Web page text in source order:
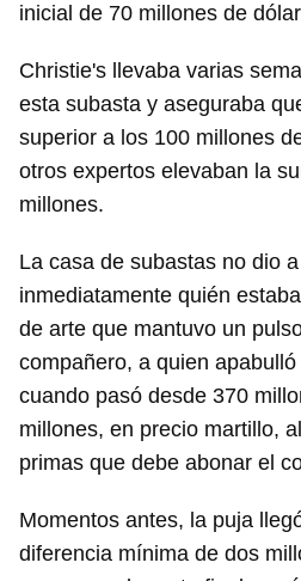
inicial de 70 millones de
Christie's llevaba varias
esta subasta y aseguraba
superior a los 100 millones
otros expertos elevaban la
millones.
La casa de subastas no dio
inmediatamente quién
de arte que mantuvo un
compañero, a quien
cuando pasó desde 370
millones, en precio martillo,
primas que debe abonar el
Momentos antes, la puja
diferencia mínima de dos